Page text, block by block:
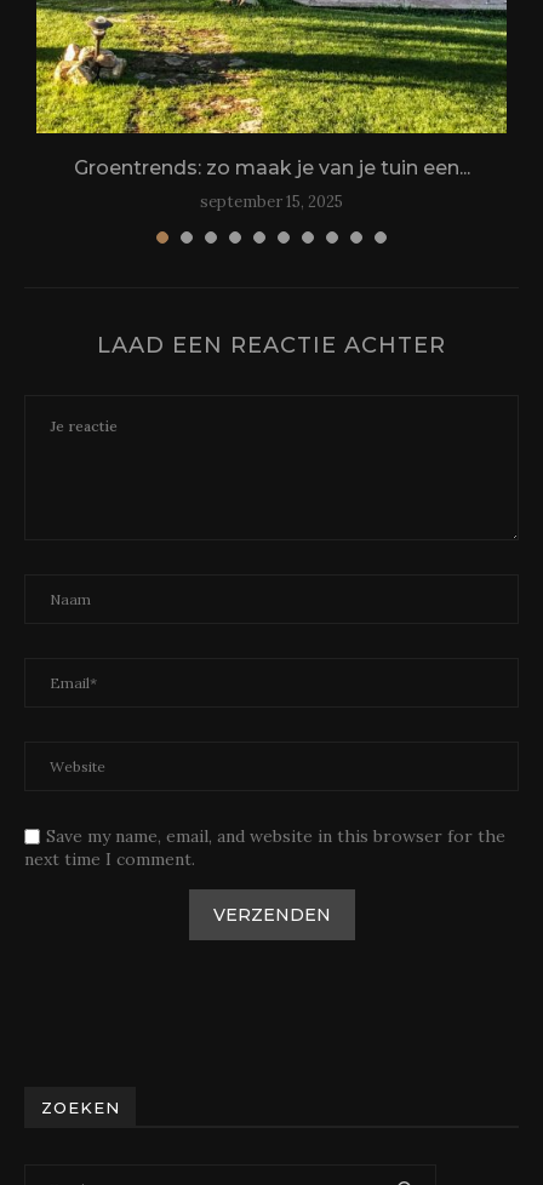
Groentrends: zo maak je van je tuin een...
september 15, 2025
LAAD EEN REACTIE ACHTER
Save my name, email, and website in this browser for the
next time I comment.
ZOEKEN